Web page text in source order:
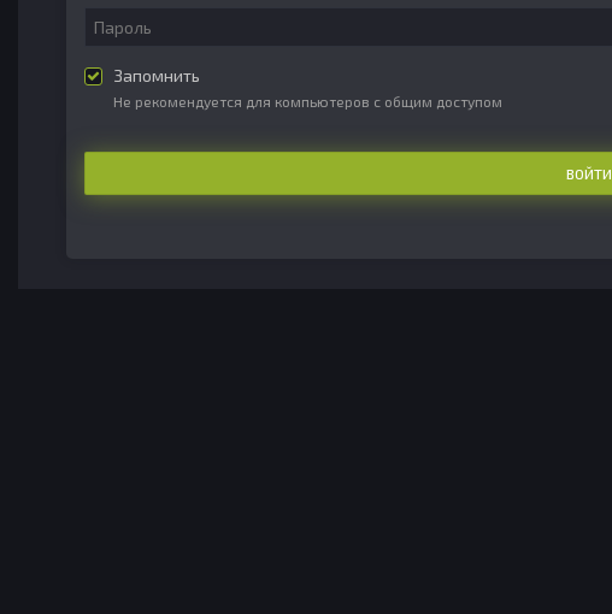
Запомнить
Не рекомендуется для компьютеров с общим доступом
ВОЙТИ